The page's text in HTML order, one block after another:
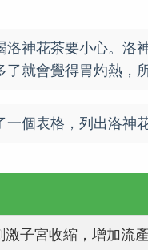
洛神花茶要小心。
就會覺得胃灼熱，
個表格，列出洛神
激子宮收縮，增加流